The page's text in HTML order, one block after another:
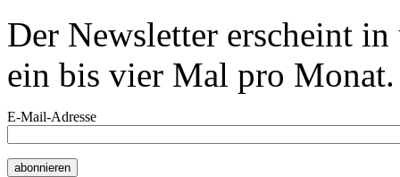
Der Newsletter erscheint
ein bis vier Mal pro Monat.
E-Mail-Adresse